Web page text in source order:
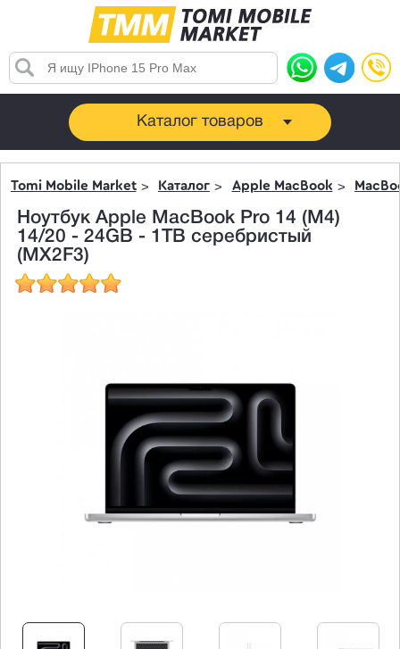
Каталог товаров
Tomi Mobile Market Каталог Apple MacBook
Ноутбук Apple MacBook Pro 14 (M4)
14/20 - 24GB - 1TB серебристый
(MX2F3)